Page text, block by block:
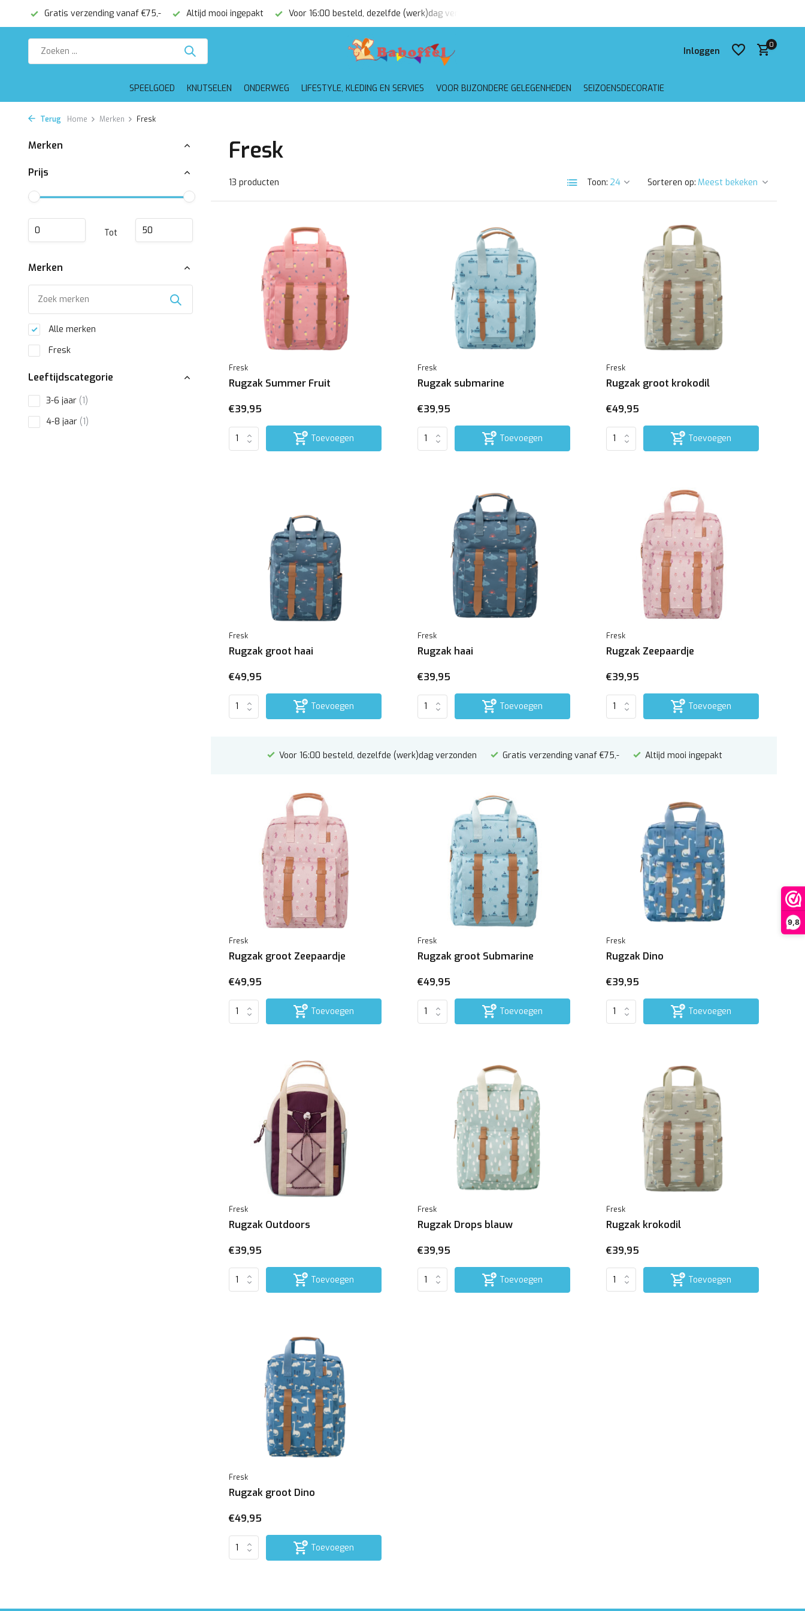
9,8
Gratis verzending vanaf €75,- Altijd mooi ingepakt Voor 16:00 besteld, dezelfde (werk)dag verzonden
Inloggen
0
SPEELGOED KNUTSELEN ONDERWEG LIFESTYLE, KLEDING EN SERVIES VOOR BIJZONDERE GELEGENHEDEN SEIZOENSDECORATIE
Terug Home Merken Fresk
Merken
Prijs
Tot
Merken
Alle merken
Fresk
Leeftijdscategorie
3-6 jaar (1)
4-8 jaar (1)
Fresk
13 producten Toon: Sorteren op:
Fresk
Rugzak Summer Fruit
€39,95
Toevoegen
Fresk
Rugzak submarine
€39,95
Toevoegen
Fresk
Rugzak groot krokodil
€49,95
Toevoegen
Fresk
Rugzak groot haai
€49,95
Toevoegen
Fresk
Rugzak haai
€39,95
Toevoegen
Fresk
Rugzak Zeepaardje
€39,95
Toevoegen
Voor 16:00 besteld, dezelfde (werk)dag verzonden Gratis verzending vanaf €75,- Altijd mooi ingepakt
Fresk
Rugzak groot Zeepaardje
€49,95
Toevoegen
Fresk
Rugzak groot Submarine
€49,95
Toevoegen
Fresk
Rugzak Dino
€39,95
Toevoegen
Fresk
Rugzak Outdoors
€39,95
Toevoegen
Fresk
Rugzak Drops blauw
€39,95
Toevoegen
Fresk
Rugzak krokodil
€39,95
Toevoegen
Fresk
Rugzak groot Dino
€49,95
Toevoegen